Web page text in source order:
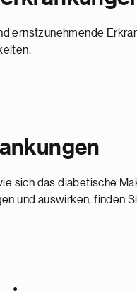
ernstzunehmende
sich das diabetische
und auswirken, finden